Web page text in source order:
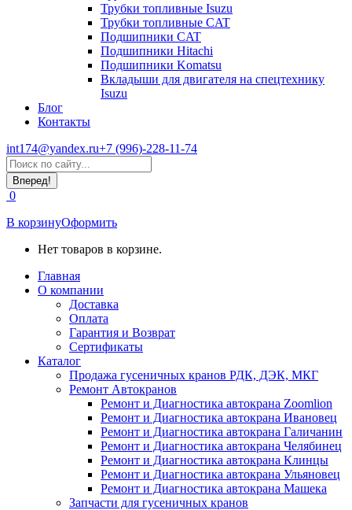
Трубки топливные Isuzu
Трубки топливные CAT
Подшипники CAT
Подшипники Hitachi
Подшипники Komatsu
Вкладыши для двигателя на спецтехнику
Isuzu
Блог
Контакты
int174@yandex.ru+7 (996)-228-11-74
Страница
WhatsApp
открывается
в
новом
окне
Поиск:
0
В корзинуОформить
Нет товаров в корзине.
Главная
О компании
Доставка
Оплата
Гарантия и Возврат
Сертификаты
Каталог
Продажа гусеничных кранов РДК, ДЭК, МКГ
Ремонт Автокранов
Ремонт и Диагностика автокрана Zoomlion
Ремонт и Диагностика автокрана Ивановец
Ремонт и Диагностика автокрана Галичанин
Ремонт и Диагностика автокрана Челябинец
Ремонт и Диагностика автокрана Клинцы
Ремонт и Диагностика автокрана Ульяновец
Ремонт и Диагностика автокрана Машека
Запчасти для гусеничных кранов